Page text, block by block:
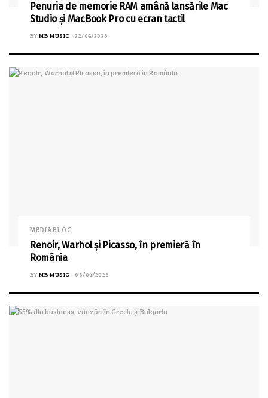
Penuria de memorie RAM amână lansările Mac
Studio și MacBook Pro cu ecran tactil
BY MB MUSIC 22/04/2026
MEDIABLOG
Renoir, Warhol și Picasso, în premieră în
România
BY MB MUSIC 06/04/2026